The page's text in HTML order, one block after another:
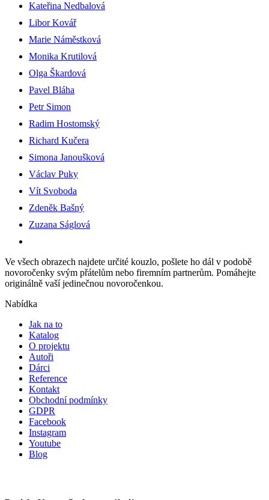
Kateřina Nedbalová
Libor Kovář
Marie Náměstková
Monika Krutilová
Olga Škardová
Pavel Bláha
Petr Simon
Radim Hostomský
Richard Kučera
Simona Janoušková
Václav Puky
Vít Svoboda
Zdeněk Bašný
Zuzana Ságlová
Ve všech obrazech najdete určité kouzlo, pošlete ho dál v podobě
novoročenky svým přátelům nebo firemním partnerům. Pomáhejte
originálně vaší jedinečnou novoročenkou.
Nabídka
Jak na to
Katalog
O projektu
Autoři
Dárci
Reference
Kontakt
Obchodní podmínky
GDPR
Facebook
Instagram
Youtube
Blog